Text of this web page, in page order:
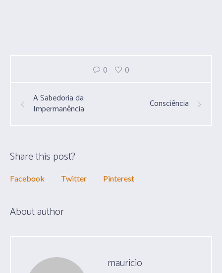
0 0
A Sabedoria da
Impermanência
Consciência
Share this post?
Facebook Twitter Pinterest
About author
mauricio